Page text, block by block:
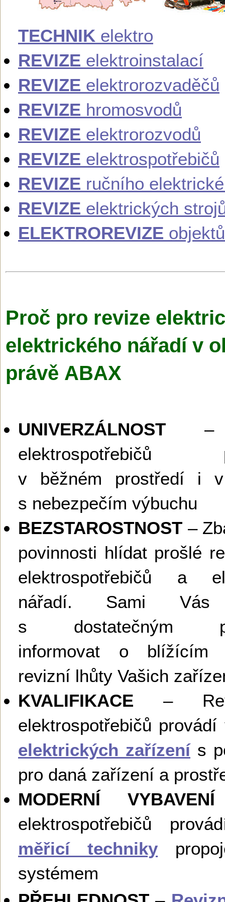
TECHNIK elektro
REVIZE elektroinstalací
REVIZE elektrorozvaděčů
REVIZE hromosvodů
REVIZE elektrorozvodů
REVIZE elektrospotřebičů
REVIZE ručního
REVIZE elektrických
ELEKTROREVIZE objektů
Proč pro revize
elektrického nářadí v
právě ABAX
UNIVERZÁLNOST –
elektrospotřebičů
v běžném prostředí i
s nebezpečím výbuchu
BEZSTAROSTNOST –
povinnosti hlídat prošlé
elektrospotřebičů a
nářadí. Sami Vás
s dostatečným
informovat o blížícím
revizní lhůty Vašich
KVALIFIKACE –
elektrospotřebičů
elektrických zařízenís
pro daná zařízení a
MODERNÍ VYBAVENÍ
elektrospotřebičů
měřicí techniky
systémem